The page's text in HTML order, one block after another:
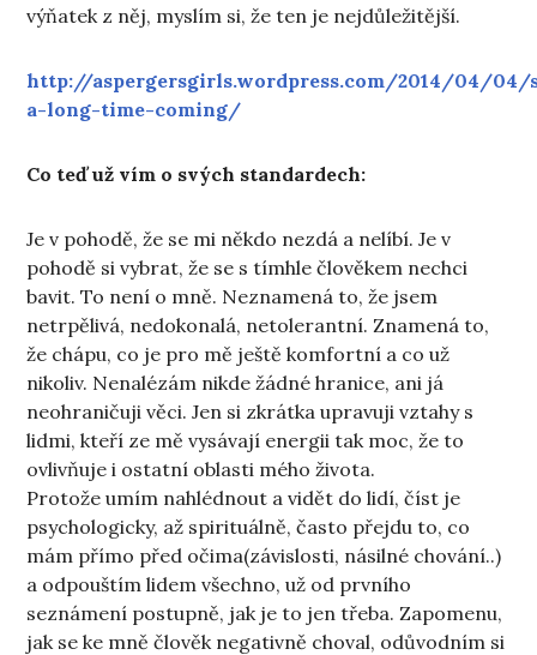
výňatek z něj, myslím si, že ten je nejdůležitější.
http://aspergersgirls.wordpress.com/2014/04/04/
a-long-time-coming/
Co teď už vím o svých standardech:
Je v pohodě, že se mi někdo nezdá a nelíbí. Je v
pohodě si vybrat, že se s tímhle člověkem nechci
bavit. To není o mně. Neznamená to, že jsem
netrpělivá, nedokonalá, netolerantní. Znamená to,
že chápu, co je pro mě ještě komfortní a co už
nikoliv. Nenalézám nikde žádné hranice, ani já
neohraničuji věci. Jen si zkrátka upravuji vztahy s
lidmi, kteří ze mě vysávají energii tak moc, že to
ovlivňuje i ostatní oblasti mého života.
Protože umím nahlédnout a vidět do lidí, číst je
psychologicky, až spirituálně, často přejdu to, co
mám přímo před očima(závislosti, násilné chování..)
a odpouštím lidem všechno, už od prvního
seznámení postupně, jak je to jen třeba. Zapomenu,
jak se ke mně člověk negativně choval, odůvodním si